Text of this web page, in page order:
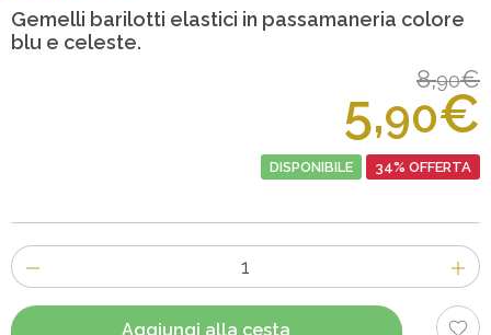
Gemelli barilotti elastici in passamaneria colore
blu e celeste.
8,90€
5,90€
DISPONIBILE 34% OFFERTA
Numero
di
articoli
Aggiungi alla cesta